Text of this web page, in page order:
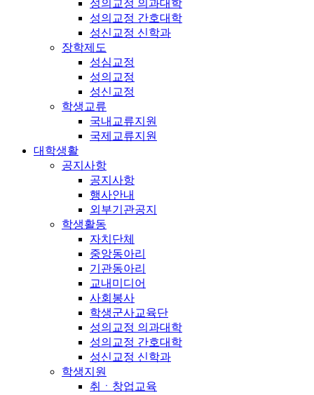
성의교정 의과대학
성의교정 간호대학
성신교정 신학과
장학제도
성심교정
성의교정
성신교정
학생교류
국내교류지원
국제교류지원
대학생활
공지사항
공지사항
행사안내
외부기관공지
학생활동
자치단체
중앙동아리
기관동아리
교내미디어
사회봉사
학생군사교육단
성의교정 의과대학
성의교정 간호대학
성신교정 신학과
학생지원
취ㆍ창업교육